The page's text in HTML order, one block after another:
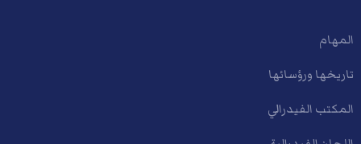
المهام
تاريخها ورؤسائها
المكتب الفيدرالي